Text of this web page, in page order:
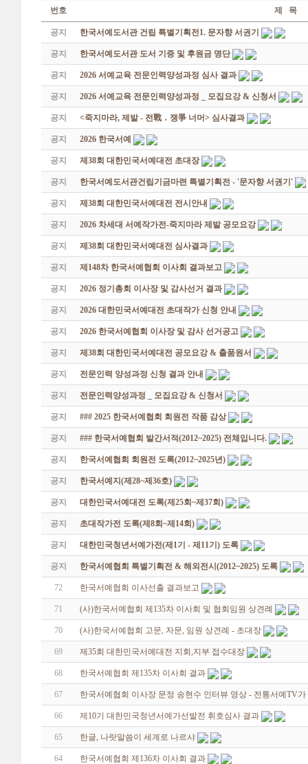
번호 제 목
공지 한국서예도서관 건립 특별기획전1. 문자향 서권기
공지 한국서예도서관 도서 기증 및 후원금 명단
공지 2026 서예교육 전문인력양성과정 심사 결과
공지 2026 서예교육 전문인력양성과정 _ 모집요강 & 신청서
공지 <죽지마라, 제발 - 전戰 ․ 쟁爭 너머> 심사결과
공지 2026 한국서예
공지 제38회 대한민국서예대전 초대장
공지 한국서예도서관건립기금마련 특별기획전 - '문자향 서권기'
공지 제38회 대한민국서예대전 전시안내
공지 2026 차세대 서예작가전-죽지마라 제발 공모요강
공지 제38회 대한민국서예대전 심사결과
공지 제148차 한국서예협회 이사회 결과보고
공지 2026 정기총회 이사장 및 감사선거 결과
공지 2026 대한민국서예대전 초대작가 신청 안내
공지 2026 한국서예협회 이사장 및 감사 선거공고
공지 제38회 대한민국서예대전 공모요강 & 출품원서
공지 전문인력 양성과정 신청 결과 안내
공지 전문인력양성과정 _ 모집요강 & 신청서
공지 ### 2025 한국서예협회 회원전 작품 감상
공지 ### 한국서예협회 발간서적(2012~2025) 전체입니다.
공지 한국서예협회 회원전 도록(2012~2025년)
공지 한국서예지(제28~제36호)
공지 대한민국서예대전 도록(제25회~제37회)
공지 초대작가전 도록(제8회~제14회)
공지 대한민국청년서예가전(제1기 - 제11기) 도록
공지 한국서예협회 특별기획전 & 해외전시(2012~2025) 도록
72 한국서예협회 이사선출 결과보고
71 (사)한국서예협회 제135차 이사회 및 협회임원 상견례
70 (사)한국서예협회 고문, 자문, 임원 상견례 - 초대장
69 제35회 대한민국서예대전 지회,지부 접수대장
68 한국서예협회 제135차 이사회 결과
67 한국서예협회 이사장 문정 송현수 인터뷰 영상 - 전통서예TV
66 제10기 대한민국청년서예가선발전 휘호심사 결과
65 한글, 나랏말씀이 세계로 나르샤
64 한국서예협회 제136차 이사회 결과